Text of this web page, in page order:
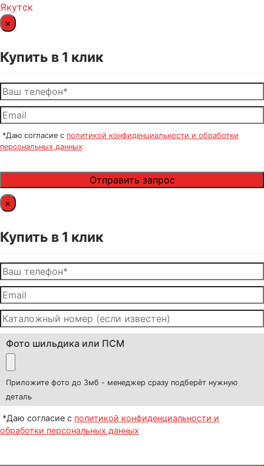
Якутск
×
Купить в 1 клик
*Даю согласие с политикой конфиденциальности и обработки
персональных данных
×
Купить в 1 клик
Фото шильдика или ПСМ
Приложите фото до 3мб - менеджер сразу подберёт нужную
деталь
*Даю согласие с политикой конфиденциальности и
обработки персональных данных